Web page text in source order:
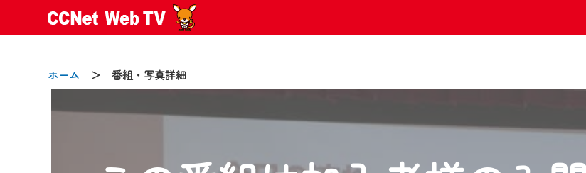
ホーム ＞ 番組・写真詳細
お知らせ
2024/09/02